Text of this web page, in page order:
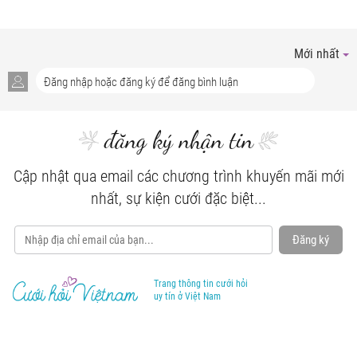
Mới nhất
đăng ký nhận tin
Cập nhật qua email các chương trình khuyến mãi mới
nhất, sự kiện cưới đặc biệt...
Đăng ký
Trang thông tin cưới hỏi
uy tín ở Việt Nam